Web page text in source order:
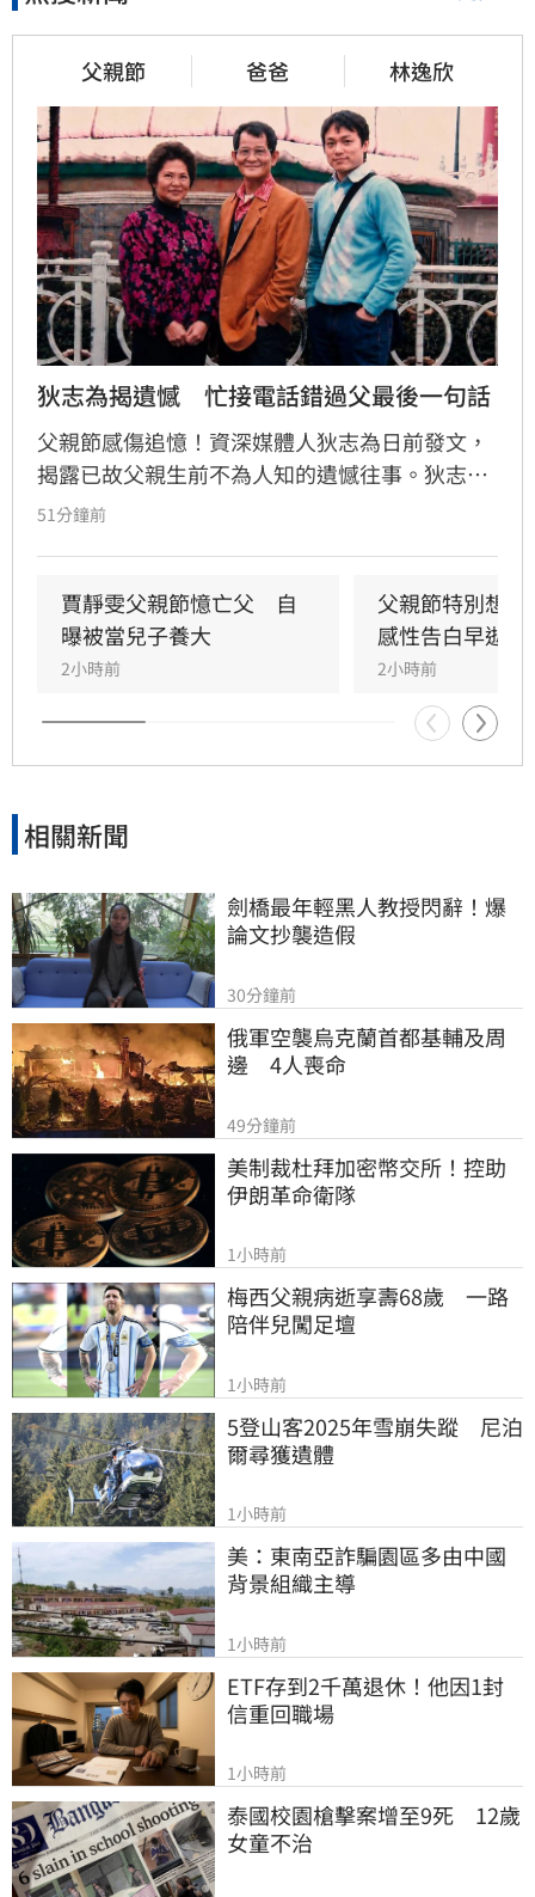
父親節 爸爸 林逸欣
狄志為揭遺憾　忙接電話錯過父最後一句話
父親節感傷追憶！資深媒體人狄志為日前發文，
揭露已故父親生前不為人知的遺憾往事。狄志為
透露，父親一生以海為家，兩人相處時間極少，
在門外落淚。最讓狄志為心碎的是，當年陪病重
父親曬太陽時，自己因忙於接工作電話而忽視了
父親，沒想到那竟是父子最後的相處，父親回房
後便陷入永眠。這段錯過的對話成為他20年來心
中最深的遺憾，他以此感嘆，有些電話晚點接沒
關係，但錯過的親情與話語，可能再也無法挽
51分鐘前
賈靜雯父親節憶亡父　自
曝被當兒子養大
2小時前
父親節特別想
感性告白早逝父
2小時前
相關新聞
劍橋最年輕黑人教授閃辭！爆
論文抄襲造假
30分鐘前
俄軍空襲烏克蘭首都基輔及周
邊　4人喪命
49分鐘前
美制裁杜拜加密幣交所！控助
伊朗革命衛隊
1小時前
梅西父親病逝享壽68歲　一路
陪伴兒闖足壇
1小時前
5登山客2025年雪崩失蹤　尼泊
爾尋獲遺體
1小時前
美：東南亞詐騙園區多由中國
背景組織主導
1小時前
ETF存到2千萬退休！他因1封
信重回職場
1小時前
泰國校園槍擊案增至9死　12歲
女童不治